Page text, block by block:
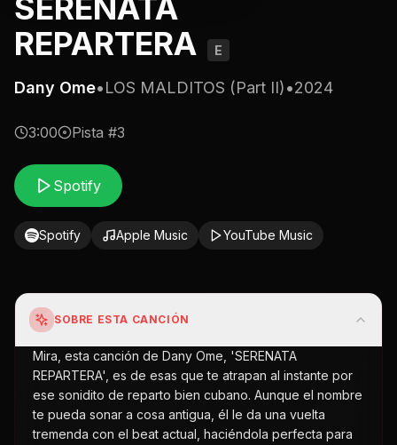
SERENATA
REPARTERA
E
Dany Ome•LOS MALDITOS (Part II)•2024
3:00 Pista #3
Spotify
Spotify Apple Music YouTube Music
SOBRE ESTA CANCIÓN
Mira, esta canción de Dany Ome, 'SERENATA
REPARTERA', es de esas que te atrapan al instante por
ese sonidito de reparto bien cubano. Aunque el nombre
te pueda sonar a cosa antigua, él le da una vuelta
tremenda con el beat actual, haciéndola perfecta para